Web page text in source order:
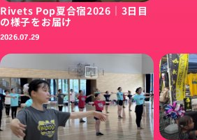
Rivets Pop夏合宿2026｜3日目
の様子をお届け
2026.07.29